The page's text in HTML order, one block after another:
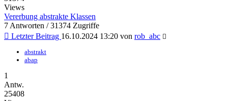
Views
Vererbung abstrakte Klassen
7 Antworten / 31374 Zugriffe
Letzter Beitrag 16.10.2024 13:20 von rob_abc
abstrakt
abap
1
Antw.
25408